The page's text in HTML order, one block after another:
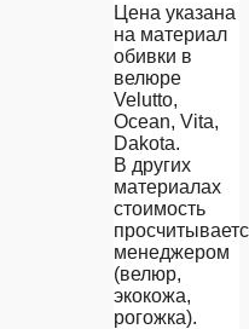
Цена указана
на материал
обивки в
велюре
Velutto,
Ocean, Vita,
Dakota.
В других
материалах
стоимость
менеджером
(велюр,
экокожа,
рогожка).